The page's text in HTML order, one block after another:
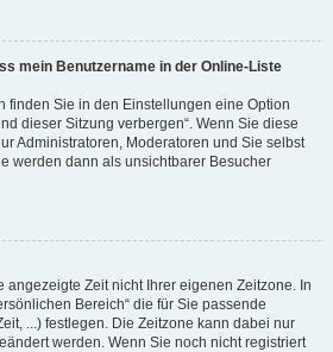
mein Benutzername in der Online-Liste
finden Sie in den Einstellungen eine Option
dieser Sitzung verbergen“. Wenn Sie diese
Administratoren, Moderatoren und Sie selbst
werden dann als unsichtbarer Besucher
angezeigte Zeit nicht Ihrer eigenen Zeitzone. In
Bereich“ die für Sie passende
...) festlegen. Die Zeitzone kann dabei nur
werden. Wenn Sie noch nicht registriert